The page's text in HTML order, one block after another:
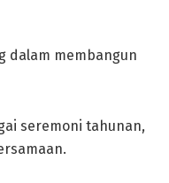
dalam membangun
seremoni tahunan,